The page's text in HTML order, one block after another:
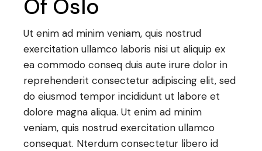
Of Oslo
Ut enim ad minim veniam, quis nostrud
exercitation ullamco laboris nisi ut aliquip ex
ea commodo conseq duis aute irure dolor in
reprehenderit consectetur adipiscing elit, sed
do eiusmod tempor incididunt ut labore et
dolore magna aliqua. Ut enim ad minim
veniam, quis nostrud exercitation ullamco
consequat. Nterdum consectetur libero id